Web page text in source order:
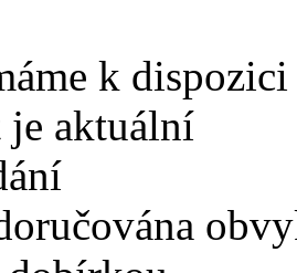
k
je aktuální